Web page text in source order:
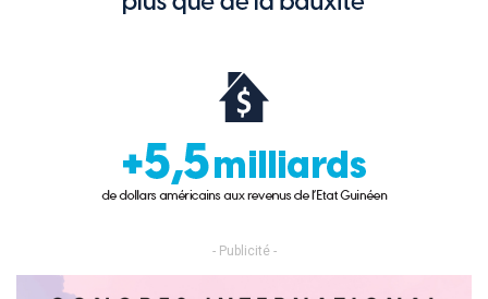
- Publicité -